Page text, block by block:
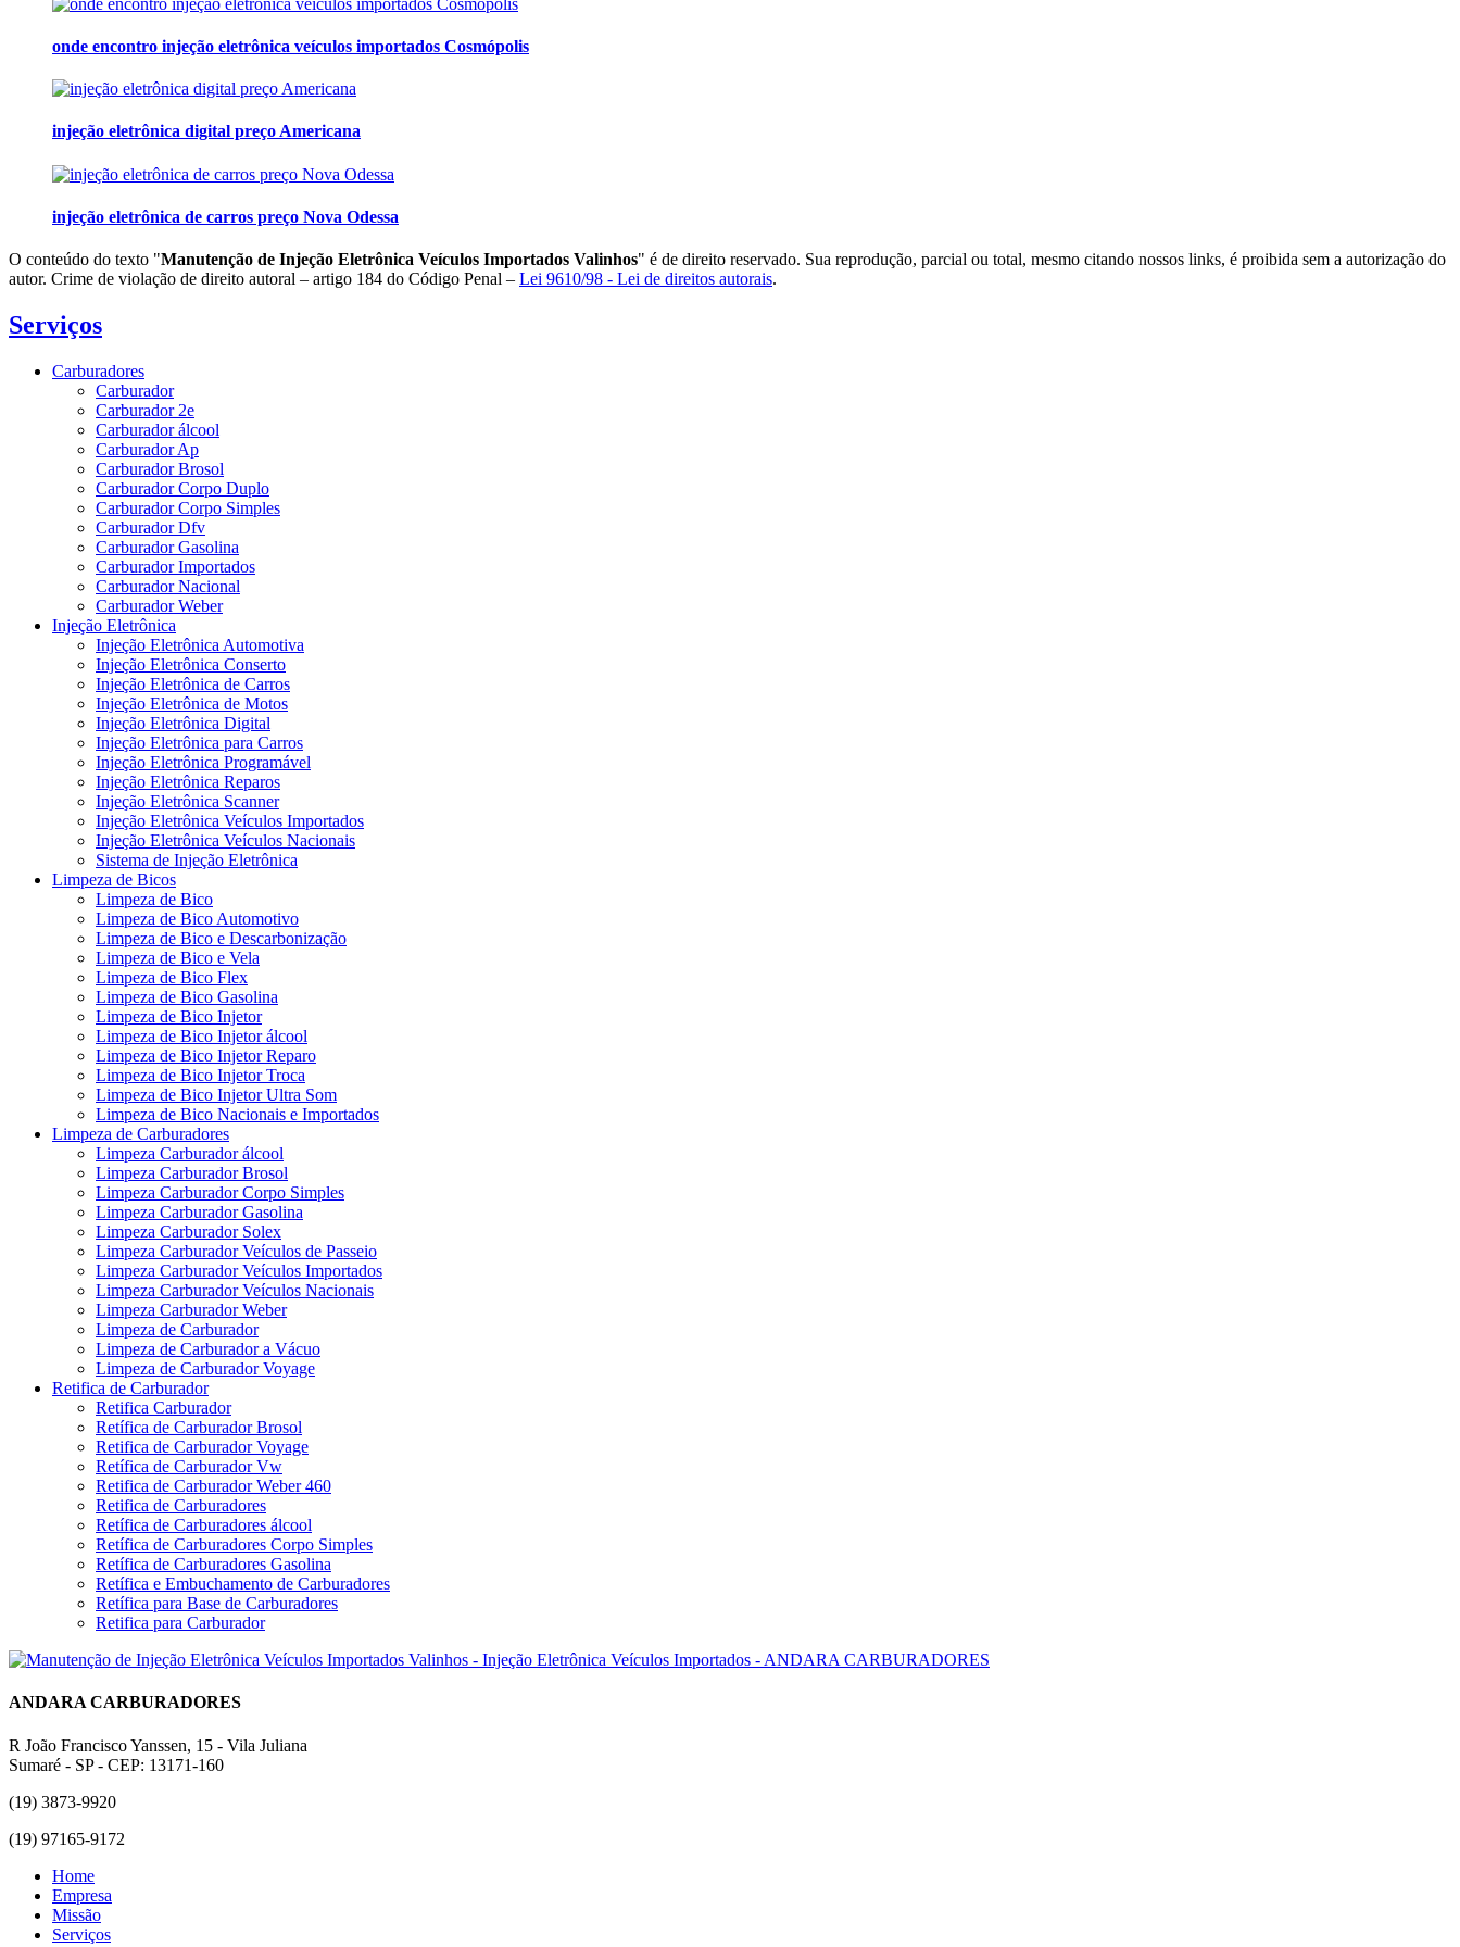
onde encontro injeção eletrônica veículos importados Cosmópolis
injeção eletrônica digital preço Americana
injeção eletrônica de carros preço Nova Odessa
O conteúdo do texto "Manutenção de Injeção Eletrônica Veículos Importados Valinhos" é de direito reservado. Sua reprodução, parcial ou total, mesmo citando nossos links, é proibida sem a autorização do
autor. Crime de violação de direito autoral – artigo 184 do Código Penal – Lei 9610/98 - Lei de direitos autorais.
Serviços
Carburadores
Carburador
Carburador 2e
Carburador álcool
Carburador Ap
Carburador Brosol
Carburador Corpo Duplo
Carburador Corpo Simples
Carburador Dfv
Carburador Gasolina
Carburador Importados
Carburador Nacional
Carburador Weber
Injeção Eletrônica
Injeção Eletrônica Automotiva
Injeção Eletrônica Conserto
Injeção Eletrônica de Carros
Injeção Eletrônica de Motos
Injeção Eletrônica Digital
Injeção Eletrônica para Carros
Injeção Eletrônica Programável
Injeção Eletrônica Reparos
Injeção Eletrônica Scanner
Injeção Eletrônica Veículos Importados
Injeção Eletrônica Veículos Nacionais
Sistema de Injeção Eletrônica
Limpeza de Bicos
Limpeza de Bico
Limpeza de Bico Automotivo
Limpeza de Bico e Descarbonização
Limpeza de Bico e Vela
Limpeza de Bico Flex
Limpeza de Bico Gasolina
Limpeza de Bico Injetor
Limpeza de Bico Injetor álcool
Limpeza de Bico Injetor Reparo
Limpeza de Bico Injetor Troca
Limpeza de Bico Injetor Ultra Som
Limpeza de Bico Nacionais e Importados
Limpeza de Carburadores
Limpeza Carburador álcool
Limpeza Carburador Brosol
Limpeza Carburador Corpo Simples
Limpeza Carburador Gasolina
Limpeza Carburador Solex
Limpeza Carburador Veículos de Passeio
Limpeza Carburador Veículos Importados
Limpeza Carburador Veículos Nacionais
Limpeza Carburador Weber
Limpeza de Carburador
Limpeza de Carburador a Vácuo
Limpeza de Carburador Voyage
Retifica de Carburador
Retifica Carburador
Retífica de Carburador Brosol
Retifica de Carburador Voyage
Retífica de Carburador Vw
Retifica de Carburador Weber 460
Retifica de Carburadores
Retífica de Carburadores álcool
Retífica de Carburadores Corpo Simples
Retífica de Carburadores Gasolina
Retífica e Embuchamento de Carburadores
Retífica para Base de Carburadores
Retifica para Carburador
ANDARA CARBURADORES
R João Francisco Yanssen, 15 - Vila Juliana
Sumaré - SP - CEP: 13171-160
(19) 3873-9920
(19) 97165-9172
Home
Empresa
Missão
Serviços